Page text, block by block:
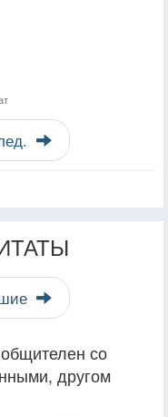
со
другом